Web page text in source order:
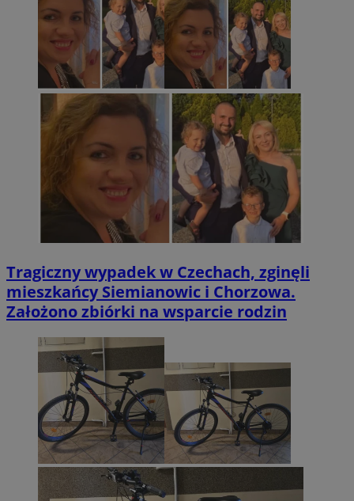
Tragiczny wypadek w Czechach, zginęli
mieszkańcy Siemianowic i Chorzowa.
Założono zbiórki na wsparcie rodzin